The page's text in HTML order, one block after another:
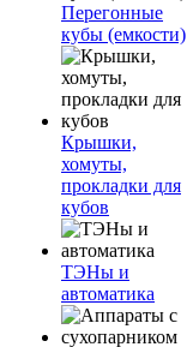
Перегонные
кубы (емкости)
Крышки,
хомуты,
прокладки для
кубов
ТЭНы и
автоматика